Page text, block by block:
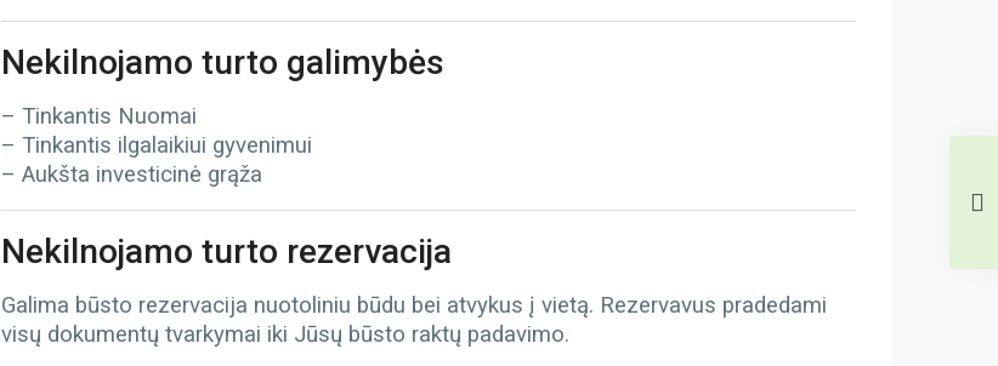
Nekilnojamo turto galimybės
– Tinkantis Nuomai
– Tinkantis ilgalaikiui gyvenimui
– Aukšta investicinė grąža
Nekilnojamo turto rezervacija
Galima būsto rezervacija nuotoliniu būdu bei atvykus į vietą. Rezervavus pradedami
visų dokumentų tvarkymai iki Jūsų būsto raktų padavimo.